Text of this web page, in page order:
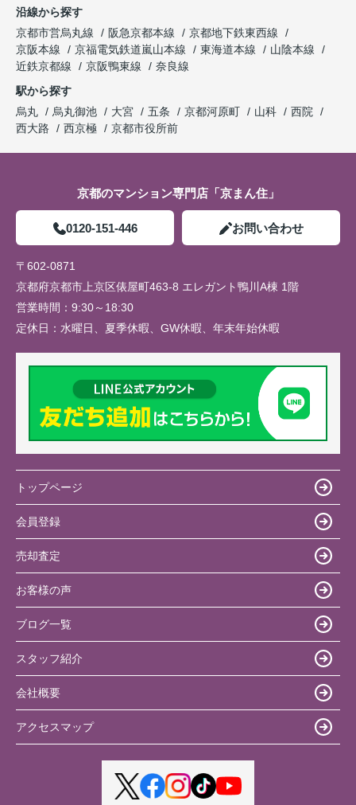
沿線から探す
京都市営烏丸線
阪急京都本線
京都地下鉄東西線
京阪本線
京福電気鉄道嵐山本線 東海道本線
山陰本線
近鉄京都線
京阪鴨東線
奈良線
駅から探す
烏丸
烏丸御池 大宮 五条 京都河原町 山科
西院
西大路
西京極 京都市役所前
京都のマンション専門店「京まん住」
0120-151-446 お問い合わせ
〒602-0871
京都府京都市上京区俵屋町463-8 エレガント鴨川A棟 1階
営業時間： 9:30～18:30
定休日： 水曜日、夏季休暇、GW休暇、年末年始休暇
トップページ
会員登録
売却査定
お客様の声
ブログ一覧
スタッフ紹介
会社概要
アクセスマップ